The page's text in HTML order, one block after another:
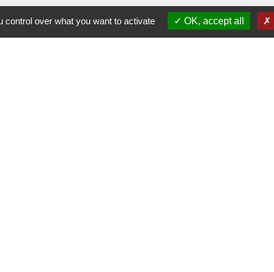
over what you want to activate OK, accept all